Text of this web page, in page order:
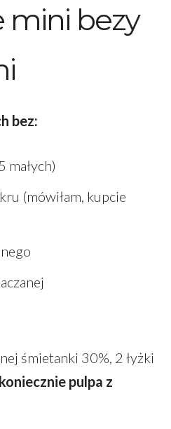
mini bezy
bez:
małych)
(mówiłam, kupcie
śmietanki 30%, 2 łyżki
pulpa z